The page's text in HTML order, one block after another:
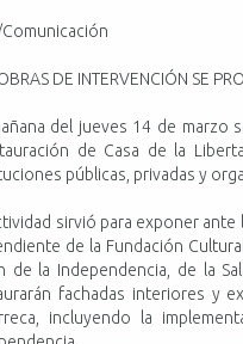
Comunicación
DE INTERVENCIÓN SE
del jueves 14 de
de Casa de la
públicas, privadas y
sirvió para exponer
de la Fundación
de la Independencia, de la
fachadas interiores y
incluyendo la